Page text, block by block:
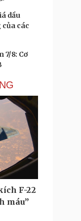
dầu
các
7/8: Cơ
F-22
máu”